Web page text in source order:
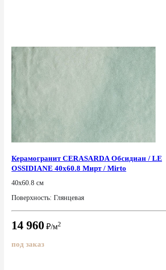
Керамогранит CERASARDA Обсидиан / LE
OSSIDIANE 40x60.8 Мирт / Mirto
40x60.8 см
Поверхность: Глянцевая
14 960 ₽/м2
под заказ